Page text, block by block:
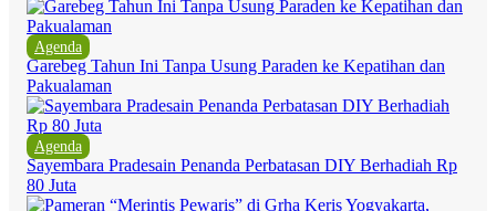
Agenda
Garebeg Tahun Ini Tanpa Usung Paraden ke Kepatihan dan
Pakualaman
Agenda
Sayembara Pradesain Penanda Perbatasan DIY Berhadiah Rp
80 Juta